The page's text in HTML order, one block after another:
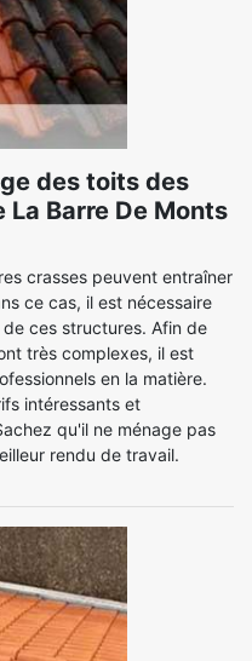
des toits des
La Barre De Monts
crasses peuvent entraîner
ce cas, il est nécessaire
ces structures. Afin de
très complexes, il est
en la matière.
intéressants et
qu'il ne ménage pas
rendu de travail.